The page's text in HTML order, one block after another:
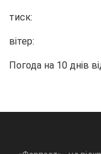
тиск:
вітер:
Погода на 10 днів